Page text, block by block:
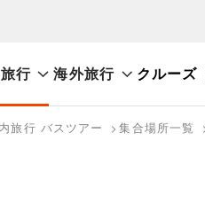
行 海外旅行 クルーズ
国内旅行トップ
海外旅行トップ
旅行 バスツアー 集合場所一覧